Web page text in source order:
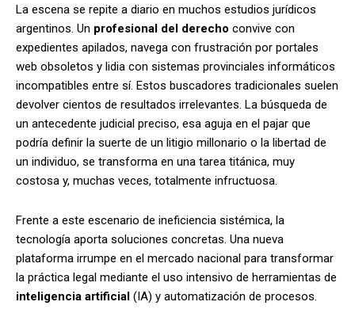
La escena se repite a diario en muchos estudios jurídicos
argentinos. Un profesional del derecho convive con
expedientes apilados, navega con frustración por portales
web obsoletos y lidia con sistemas provinciales informáticos
incompatibles entre sí. Estos buscadores tradicionales suelen
devolver cientos de resultados irrelevantes. La búsqueda de
un antecedente judicial preciso, esa aguja en el pajar que
podría definir la suerte de un litigio millonario o la libertad de
un individuo, se transforma en una tarea titánica, muy
costosa y, muchas veces, totalmente infructuosa.
Frente a este escenario de ineficiencia sistémica, la
tecnología aporta soluciones concretas. Una nueva
plataforma irrumpe en el mercado nacional para transformar
la práctica legal mediante el uso intensivo de herramientas de
inteligencia artificial (IA) y automatización de procesos.